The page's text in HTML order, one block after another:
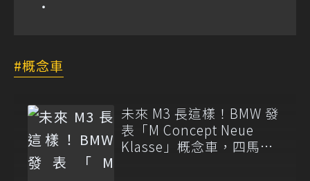
概念車
未來 M3 長這樣！BMW 發
表「M Concept Neue
Klasse」概念車，四馬達